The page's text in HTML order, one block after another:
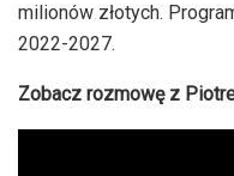
milionów złotych.
2022-2027.
Zobacz rozmowę z